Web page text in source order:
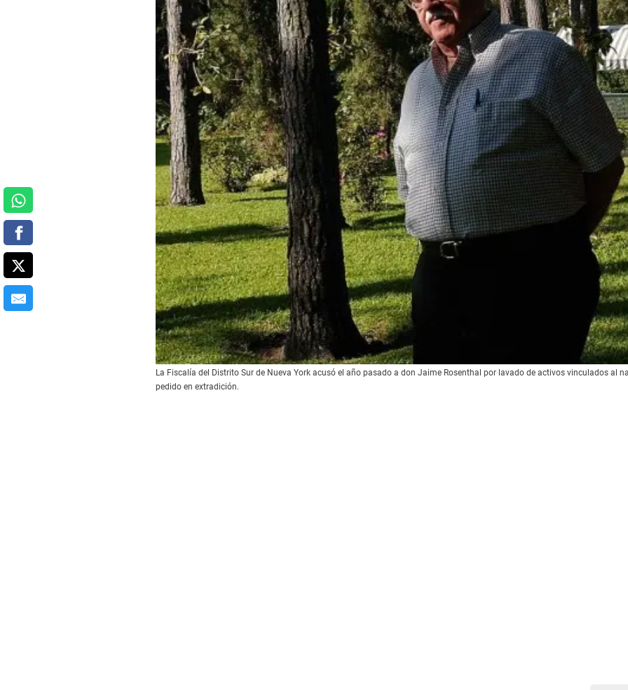
La Fiscalía del Distrito Sur de Nueva York acusó el año pasado a don Jaime Rosenthal por lavado de activos vinculados al
pedido en extradición.